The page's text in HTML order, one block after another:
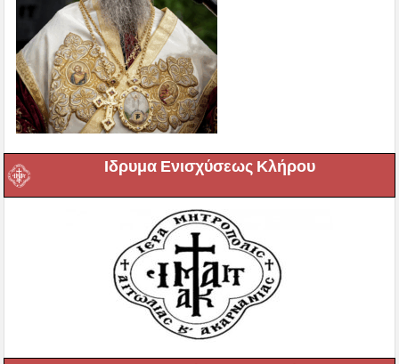
Ιδρυμα Ενισχύσεως Κλήρου